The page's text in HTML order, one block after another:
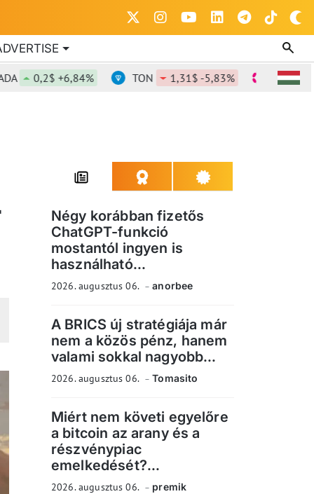
0,2$ +6,84% TON 1,31$ -5,83% DOT 0,82$
Négy korábban fizetős
ChatGPT-funkció
mostantól ingyen is
használható...
2026. augusztus 06. anorbee
A BRICS új stratégiája már
nem a közös pénz, hanem
valami sokkal nagyobb...
2026. augusztus 06. Tomasito
Miért nem követi egyelőre
a bitcoin az arany és a
részvénypiac
emelkedését?...
2026. augusztus 06. premik